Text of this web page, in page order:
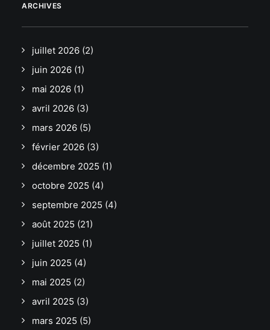
ARCHIVES
juillet 2026 (2)
juin 2026 (1)
mai 2026 (1)
avril 2026 (3)
mars 2026 (5)
février 2026 (3)
décembre 2025 (1)
octobre 2025 (4)
septembre 2025 (4)
août 2025 (21)
juillet 2025 (1)
juin 2025 (4)
mai 2025 (2)
avril 2025 (3)
mars 2025 (5)